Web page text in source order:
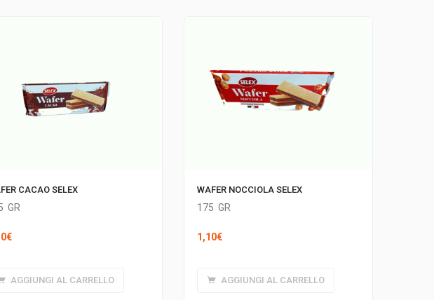
CACAO SELEX
GR
€
AGGIUNGI AL CARRELLO
WAFER NOCCIOLA SELEX
175 GR
1,10€
AGGIUNGI AL CARRELLO